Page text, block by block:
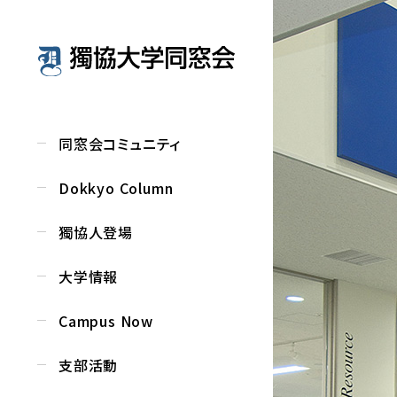
同窓会コミュニティ
Dokkyo Column
獨協人登場
大学情報
Campus Now
支部活動